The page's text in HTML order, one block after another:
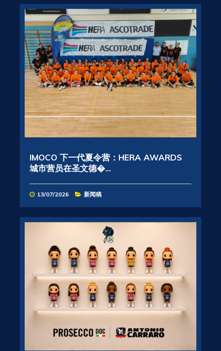
IMOCO 下一代夏令营：HERA AWARDS
城市营员在圣文德�...
13/07/2026 新闻稿